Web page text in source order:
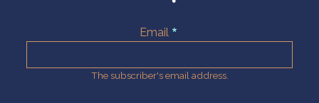
Email
The subscriber's email address.